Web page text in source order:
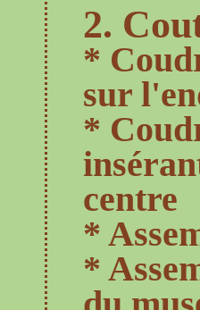
2.
*
sur
*
centre
*
*